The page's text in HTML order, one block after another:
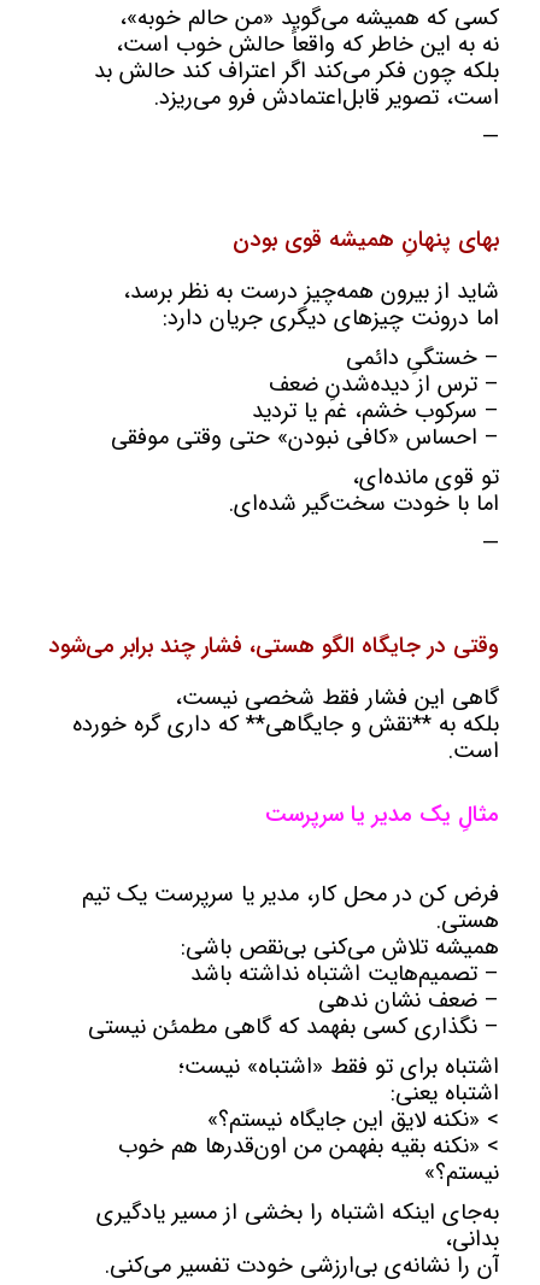
کسی که همیشه می‌گوید «من حالم خوبه»،
نه به این خاطر که واقعاً حالش خوب است،
بلکه چون فکر می‌کند اگر اعتراف کند حالش بد
است، تصویر قابل‌اعتمادش فرو می‌ریزد.
—
بهای پنهانِ همیشه قوی بودن
شاید از بیرون همه‌چیز درست به نظر برسد،
اما درونت چیزهای دیگری جریان دارد:
– خستگیِ دائمی
– ترس از دیده‌شدنِ ضعف
– سرکوب خشم، غم یا تردید
– احساس «کافی نبودن» حتی وقتی موفقی
تو قوی مانده‌ای،
اما با خودت سخت‌گیر شده‌ای.
—
وقتی در جایگاه الگو هستی، فشار چند برابر می‌شود
گاهی این فشار فقط شخصی نیست،
بلکه به **نقش و جایگاهی** که داری گره خورده
است.
مثالِ یک مدیر یا سرپرست
فرض کن در محل کار، مدیر یا سرپرست یک تیم
هستی.
همیشه تلاش می‌کنی بی‌نقص باشی:
– تصمیم‌هایت اشتباه نداشته باشد
– ضعف نشان ندهی
– نگذاری کسی بفهمد که گاهی مطمئن نیستی
اشتباه برای تو فقط «اشتباه» نیست؛
اشتباه یعنی:
> «نکنه لایق این جایگاه نیستم؟»
> «نکنه بقیه بفهمن من اون‌قدرها هم خوب
نیستم؟»
به‌جای اینکه اشتباه را بخشی از مسیر یادگیری
بدانی،
آن را نشانه‌ی بی‌ارزشی خودت تفسیر می‌کنی.